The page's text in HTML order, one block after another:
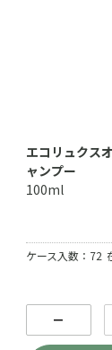
エコリュクス
ャンプー
100ml
ケース入数：72
－